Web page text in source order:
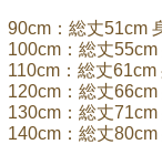
90cm：総丈51cm
100cm：総丈
110cm：総丈61cm
120cm：総丈
130cm：総丈
140cm：総丈